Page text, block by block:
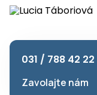
031 / 788 42 22
Zavolajte nám